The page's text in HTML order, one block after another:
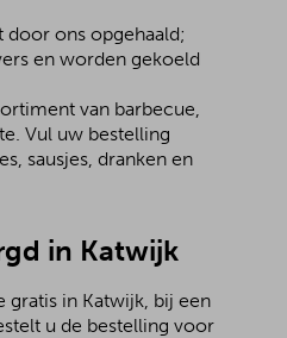
door ons opgehaald;
en worden gekoeld
van barbecue,
Vul uw bestelling
sausjes, dranken en
in Katwijk
gratis in Katwijk, bij een
u de bestelling voor